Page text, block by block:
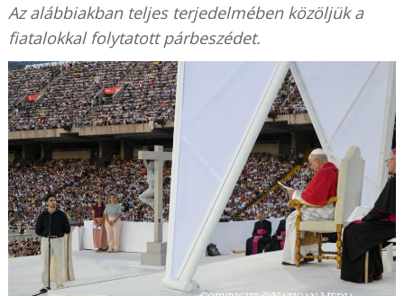
Az alábbiakban teljes terjedelmében közöljük a
fiatalokkal folytatott párbeszédet.